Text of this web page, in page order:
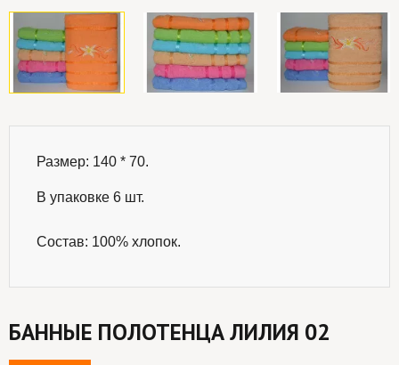
Размер: 140 * 70.
В упаковке 6 шт.
Состав: 100% хлопок.
БАННЫЕ ПОЛОТЕНЦА ЛИЛИЯ 02